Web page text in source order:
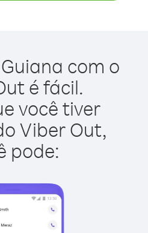
com o
é fácil.
você tiver
Viber Out,
pode: